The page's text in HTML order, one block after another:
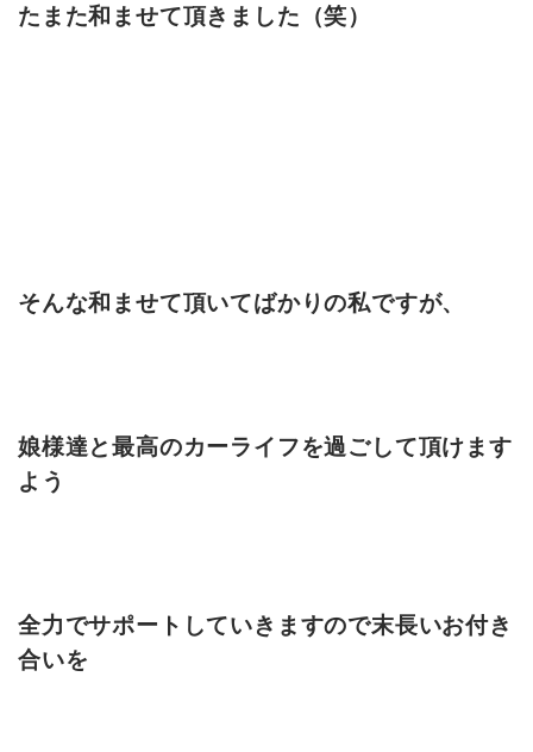
たまた和ませて頂きました（笑）
そんな和ませて頂いてばかりの私ですが、
娘様達と最高のカーライフを過ごして頂けます
よう
全力でサポートしていきますので末長いお付き
合いを